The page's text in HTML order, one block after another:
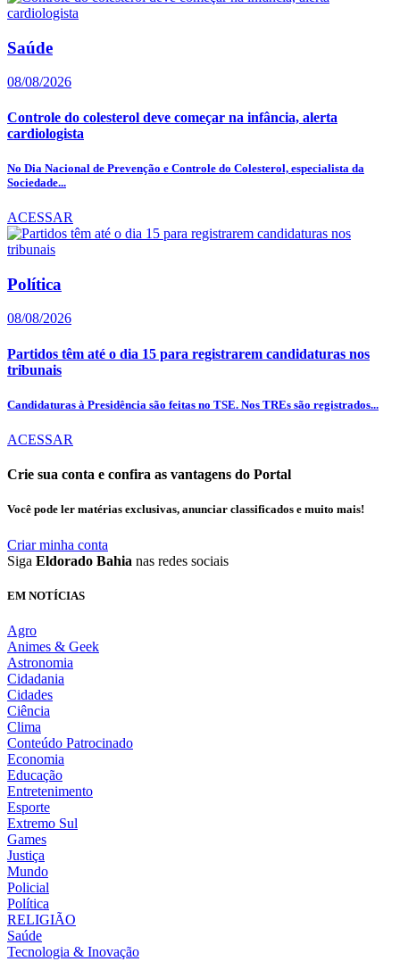
Saúde
08/08/2026
Controle do colesterol deve começar na infância, alerta
cardiologista
No Dia Nacional de Prevenção e Controle do Colesterol, especialista da
Sociedade...
ACESSAR
Política
08/08/2026
Partidos têm até o dia 15 para registrarem candidaturas nos
tribunais
Candidaturas à Presidência são feitas no TSE. Nos TREs são registrados...
ACESSAR
Crie sua conta e confira as vantagens do Portal
Você pode ler matérias exclusivas, anunciar classificados e muito mais!
Criar minha conta
Siga Eldorado Bahia nas redes sociais
EM NOTÍCIAS
Agro
Animes & Geek
Astronomia
Cidadania
Cidades
Ciência
Clima
Conteúdo Patrocinado
Economia
Educação
Entretenimento
Esporte
Extremo Sul
Games
Justiça
Mundo
Policial
Política
RELIGIÃO
Saúde
Tecnologia & Inovação